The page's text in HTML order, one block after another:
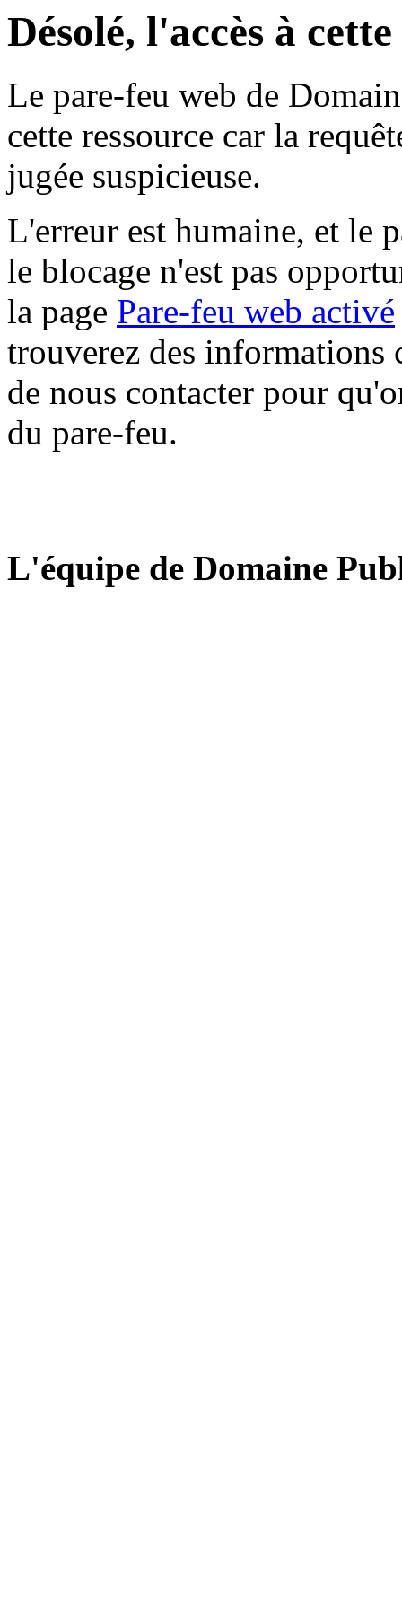
Désolé, l'accès à
Le pare-feu web de
cette ressource car la
jugée suspicieuse.
L'erreur est humaine, et le
le blocage n'est pas
la page Pare-feu web activé
trouverez des informations
de nous contacter pour
du pare-feu.
L'équipe de Domaine